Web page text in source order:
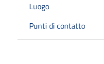
Luogo
Punti di contatto